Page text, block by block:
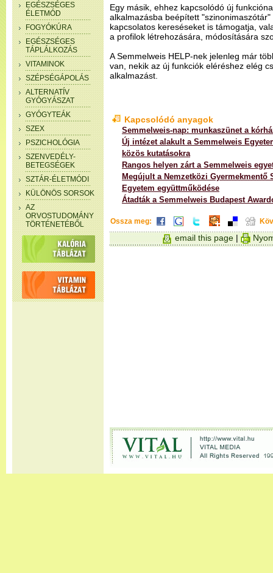
EGÉSZSÉGES
ÉLETMÓD
FOGYÓKÚRA
EGÉSZSÉGES
TÁPLÁLKOZÁS
VITAMINOK
SZÉPSÉGÁPOLÁS
ALTERNATÍV
GYÓGYÁSZAT
GYÓGYTEÁK
SZEX
PSZICHOLÓGIA
SZENVEDÉLY-
BETEGSÉGEK
SZTÁR-ÉLETMÓDI
KÜLÖNÖS SORSOK
AZ
ORVOSTUDOMÁNY
TÖRTÉNETÉBŐL
Egy másik, ehhez kapcsolódó új
alkalmazásba beépített
kapcsolatos kereséseket is támogatja,
a profilok létrehozására, módosítására
A Semmelweis HELP-nek jelenleg már
van, nekik az új funkciók eléréshez elég
alkalmazást.
Kapcsolódó anyagok
Semmelweis-nap: munkaszünet a
Új intézet alakult a Semmelweis
közös kutatásokra
Rangos helyen zárt a Semmelweis
Megújult a Nemzetközi Gyermekmentő
Egyetem együttműködése
Átadták a Semmelweis Budapest
Ossza meg:
email this page |